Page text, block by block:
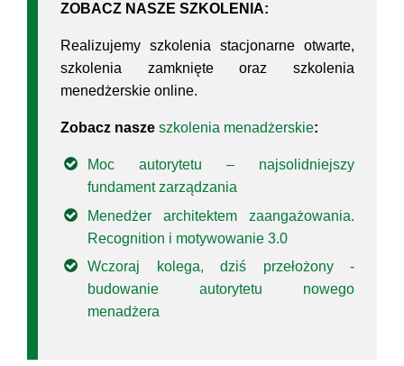
ZOBACZ NASZE SZKOLENIA:
Realizujemy szkolenia stacjonarne otwarte,
szkolenia zamknięte oraz szkolenia
menedżerskie online.
Zobacz nasze szkolenia menadżerskie:
Moc autorytetu – najsolidniejszy
fundament zarządzania
Menedżer architektem zaangażowania.
Recognition i motywowanie 3.0
Wczoraj kolega, dziś przełożony -
budowanie autorytetu nowego
menadżera